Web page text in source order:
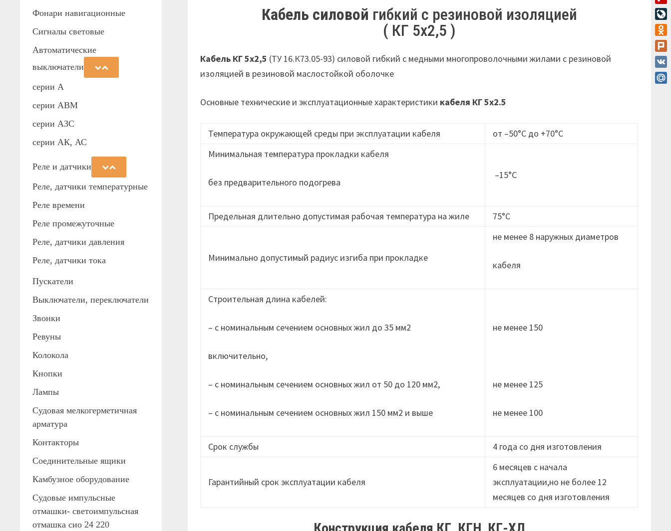
Кабель силовой гибкий с резиновой изоляцией
( КГ 5х2,5 )
Кабель КГ 5х2,5 (ТУ 16.К73.05-93) силовой гибкий с медными многопроволочными жилами с резиновой
изоляцией в резиновой маслостойкой оболочке
Основные технические и эксплуатационные характеристики кабеля КГ 5х2.5
Температура окружающей среды при эксплуатации кабеля
от –50°С до +70°С
Минимальная температура прокладки кабеля
без предварительного подогрева
–15°С
Предельная длительно допустимая рабочая температура на жиле 75°С
Минимально допустимый радиус изгиба при прокладке
не менее 8 наружных диаметров
кабеля
Строительная длина кабелей:
– с номинальным сечением основных жил до 35 мм2
включительно,
– с номинальным сечением основных жил от 50 до 120 мм2,
– с номинальным сечением основных жил 150 мм2 и выше
не менее 150
не менее 125
не менее 100
Срок службы 4 года со дня изготовления
Гарантийный срок эксплуатации кабеля
6 месяцев с начала
эксплуатации,но не более 12
месяцев cо дня изготовления
Фонари навигационные
Сигналы световые
Автоматические
выключатели
серии А
серии АВМ
cерии АЗС
серии АК, АС
Реле и датчики
Реле, датчики температурные
Реле времени
Реле промежуточные
Реле, датчики давления
Реле, датчики тока
Пускатели
Выключатели, переключатели
Звонки
Ревуны
Колокола
Кнопки
Лампы
Судовая мелкогерметичная
арматура
Контакторы
Соединительные ящики
Камбузное оборудование
Судовые импульсные
отмашки- светоимпульсная
отмашка сио 24 220
VK